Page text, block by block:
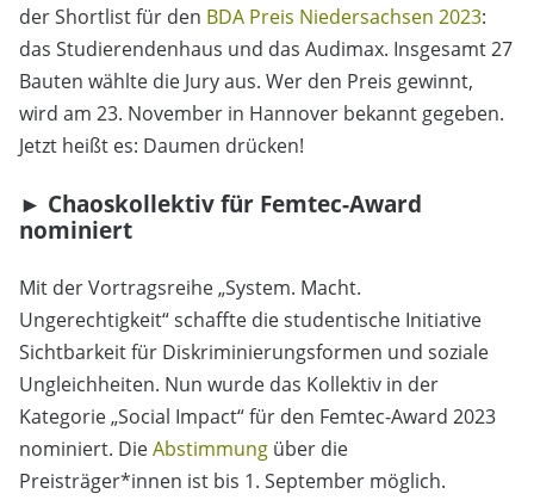
der Shortlist für den BDA Preis Niedersachsen 2023:
das Studierendenhaus und das Audimax. Insgesamt 27
Bauten wählte die Jury aus. Wer den Preis gewinnt,
wird am 23. November in Hannover bekannt gegeben.
Jetzt heißt es: Daumen drücken!
► Chaoskollektiv für Femtec-Award
nominiert
Mit der Vortragsreihe „System. Macht.
Ungerechtigkeit“ schaffte die studentische Initiative
Sichtbarkeit für Diskriminierungsformen und soziale
Ungleichheiten. Nun wurde das Kollektiv in der
Kategorie „Social Impact“ für den Femtec-Award 2023
nominiert. DieAbstimmung über die
Preisträger*innen ist bis 1. September möglich.